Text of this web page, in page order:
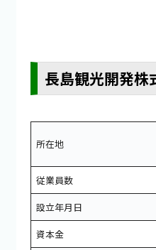
長島観光開発株
所在地
従業員数
設立年月日
資本金